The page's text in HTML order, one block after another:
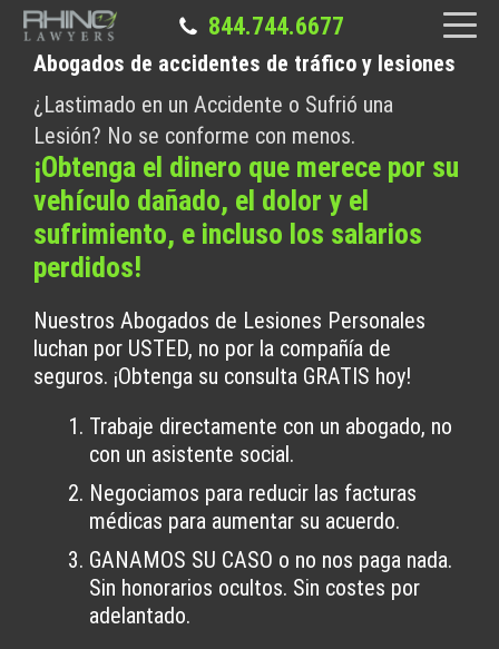
844.744.6677
Abogados de accidentes de tráfico y lesiones
¿Lastimado en un Accidente o Sufrió una
Lesión? No se conforme con menos.
¡Obtenga el dinero que merece por su
vehículo dañado, el dolor y el
sufrimiento, e incluso los salarios
perdidos!
Nuestros Abogados de Lesiones Personales
luchan por USTED, no por la compañía de
seguros. ¡Obtenga su consulta GRATIS hoy!
Trabaje directamente con un abogado, no
con un asistente social.
Negociamos para reducir las facturas
médicas para aumentar su acuerdo.
GANAMOS SU CASO o no nos paga nada.
Sin honorarios ocultos. Sin costes por
adelantado.